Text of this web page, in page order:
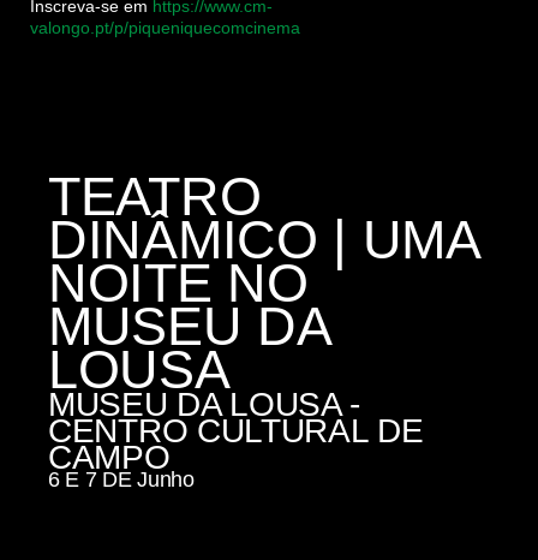
Inscreva-se em https://www.cm-
valongo.pt/p/piqueniquecomcinema
TEATRO
DINÂMICO | UMA
NOITE NO
MUSEU DA
LOUSA
MUSEU DA LOUSA -
CENTRO CULTURAL DE
CAMPO
6 E 7 DE Junho